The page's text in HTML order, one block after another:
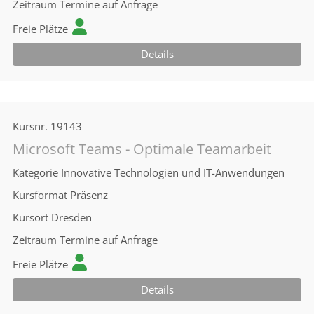
Zeitraum Termine auf Anfrage
Freie Plätze
Details
Kursnr. 19143
Microsoft Teams - Optimale Teamarbeit
Kategorie Innovative Technologien und IT-Anwendungen
Kursformat Präsenz
Kursort Dresden
Zeitraum Termine auf Anfrage
Freie Plätze
Details